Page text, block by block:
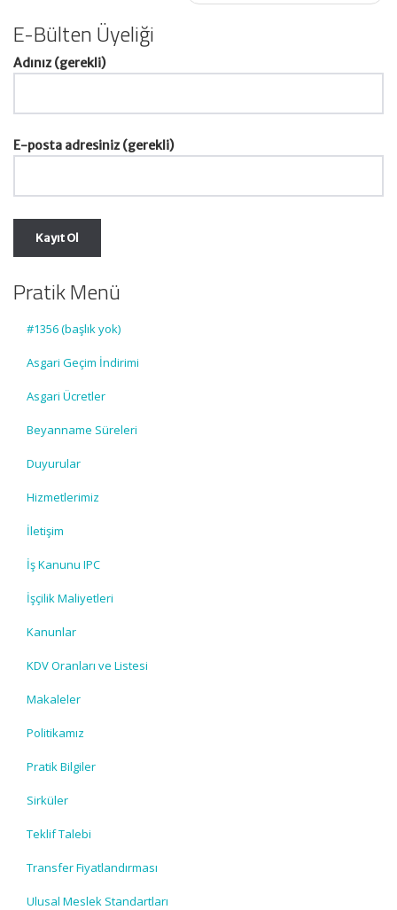
E-Bülten Üyeliği
Adınız (gerekli)
E-posta adresiniz (gerekli)
Pratik Menü
#1356 (başlık yok)
Asgari Geçim İndirimi
Asgari Ücretler
Beyanname Süreleri
Duyurular
Hizmetlerimiz
İletişim
İş Kanunu IPC
İşçilik Maliyetleri
Kanunlar
KDV Oranları ve Listesi
Makaleler
Politikamız
Pratik Bilgiler
Sirküler
Teklif Talebi
Transfer Fiyatlandırması
Ulusal Meslek Standartları